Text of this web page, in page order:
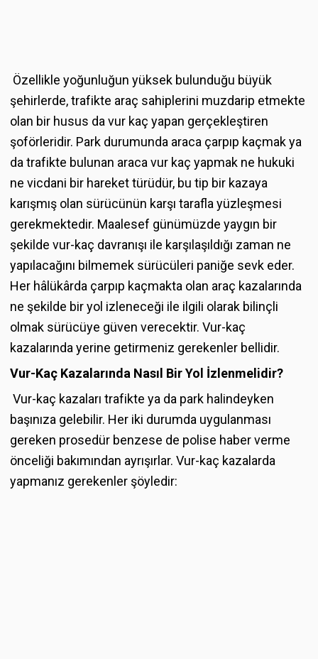
Özellikle yoğunluğun yüksek bulunduğu büyük
şehirlerde, trafikte araç sahiplerini muzdarip etmekte
olan bir husus da vur kaç yapan gerçekleştiren
şoförleridir. Park durumunda araca çarpıp kaçmak ya
da trafikte bulunan araca vur kaç yapmak ne hukuki
ne vicdani bir hareket türüdür, bu tip bir kazaya
karışmış olan sürücünün karşı tarafla yüzleşmesi
gerekmektedir. Maalesef günümüzde yaygın bir
şekilde vur-kaç davranışı ile karşılaşıldığı zaman ne
yapılacağını bilmemek sürücüleri paniğe sevk eder.
Her hâlükârda çarpıp kaçmakta olan araç kazalarında
ne şekilde bir yol izleneceği ile ilgili olarak bilinçli
olmak sürücüye güven verecektir. Vur-kaç
kazalarında yerine getirmeniz gerekenler bellidir.
Vur-Kaç Kazalarında Nasıl Bir Yol İzlenmelidir?
Vur-kaç kazaları trafikte ya da park halindeyken
başınıza gelebilir. Her iki durumda uygulanması
gereken prosedür benzese de polise haber verme
önceliği bakımından ayrışırlar. Vur-kaç kazalarda
yapmanız gerekenler şöyledir: